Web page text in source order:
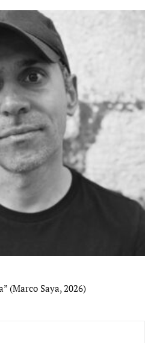
(Marco Saya, 2026)